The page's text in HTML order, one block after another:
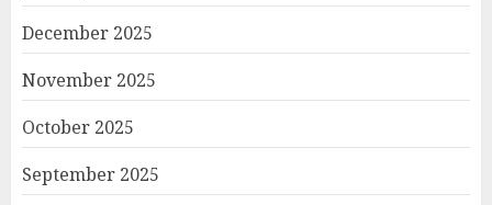
December 2025
November 2025
October 2025
September 2025